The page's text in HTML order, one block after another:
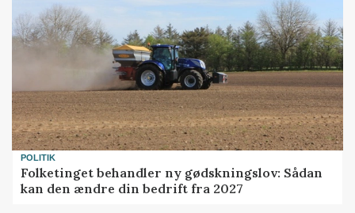
POLITIK
Folketinget behandler ny gødskningslov: Sådan
kan den ændre din bedrift fra 2027